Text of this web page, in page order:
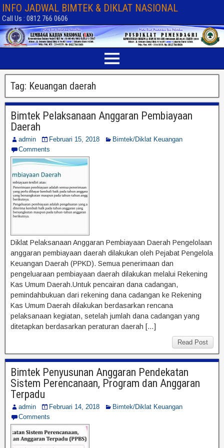
INFO JADWAL BIMTEK & DIKLAT NASIONAL
Call Us : 0812 766 0606
Tag: Keuangan daerah
Bimtek Pelaksanaan Anggaran Pembiayaan
Daerah
admin Februari 15, 2018
Bimtek/Diklat Keuangan
Comments
Diklat Pelaksanaan Anggaran Pembiayaan Daerah Pengelolaan
anggaran pembiayaan daerah dilakukan oleh Pejabat Pengelola
Keuangan Daerah (PPKD). Semua penerimaan dan
pengeluaraan pembiayaan daerah dilakukan melalui Rekening
Kas Umum Daerah.Untuk pencairan dana cadangan,
pemindahbukuan dari rekening dana cadangan ke Rekening
Kas Umum Daerah dilakukan berdasarkan rencana
pelaksanaan kegiatan, setelah jumlah dana cadangan yang
ditetapkan berdasarkan peraturan daerah […]
Read Post
Bimtek Penyusunan Anggaran Pendekatan
Sistem Perencanaan, Program dan Anggaran
Terpadu
admin Februari 14, 2018
Bimtek/Diklat Keuangan
Comments